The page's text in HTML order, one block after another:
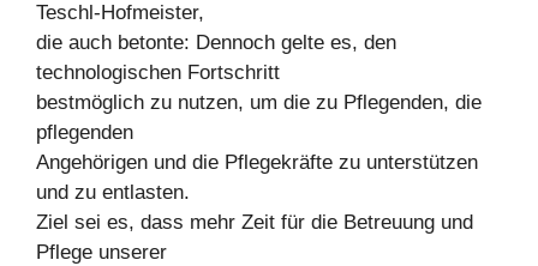
Teschl-Hofmeister,
die auch betonte: Dennoch gelte es, den
technologischen Fortschritt
bestmöglich zu nutzen, um die zu Pflegenden, die
pflegenden
Angehörigen und die Pflegekräfte zu unterstützen
und zu entlasten.
Ziel sei es, dass mehr Zeit für die Betreuung und
Pflege unserer